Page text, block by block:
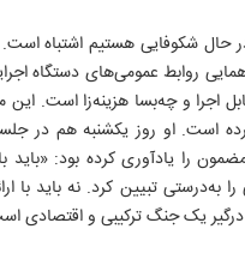
حال شکوفایی هستیم اشتباه
روابط عمومی‌های دستگاه
اجرا و چه‌بسا هزینه‌زا است. این
است. او روز یکشنبه هم در
را یادآوری کرده بود: «باید
تبیین کرد. نه باید با
یک جنگ ترکیبی و اقتصادی